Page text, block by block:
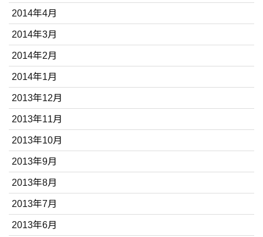
2014年4月
2014年3月
2014年2月
2014年1月
2013年12月
2013年11月
2013年10月
2013年9月
2013年8月
2013年7月
2013年6月